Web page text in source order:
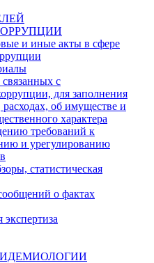
и иные акты в сфере
с
для заполнения
об имуществе и
характера
требований к
и урегулированию
статистическая
о фактах